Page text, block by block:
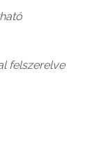
felszerelve